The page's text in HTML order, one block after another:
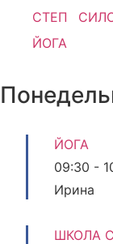
СТЕП
ЙОГА
ЙОГА
09:30 -
Ирина
ШКОЛА